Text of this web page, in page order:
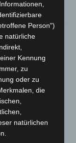
schnell
starten beim
Polizei sucht
Person")
natürliche
Kennung
zu
oder zu
die
natürlichen